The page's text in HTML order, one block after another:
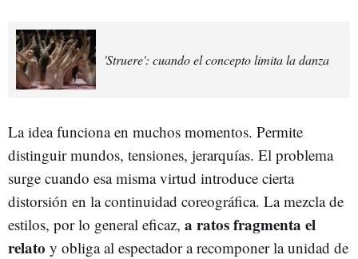
'Struere': cuando el concepto limita la danza
La idea funciona en muchos momentos. Permite
distinguir mundos, tensiones, jerarquías. El problema
surge cuando esa misma virtud introduce cierta
distorsión en la continuidad coreográfica. La mezcla de
estilos, por lo general eficaz, a ratos fragmenta el
relato y obliga al espectador a recomponer la unidad de